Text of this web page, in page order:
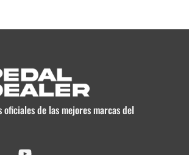
oficiales de las mejores marcas del